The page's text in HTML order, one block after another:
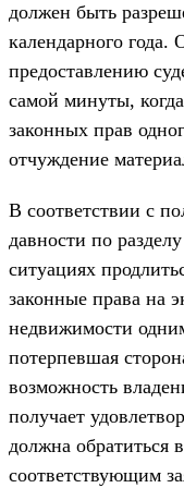
должен быть
календарного года.
предоставлению
самой минуты,
законных прав
отчуждение
В соответствии с
давности по
ситуациях
законные права на
недвижимости
потерпевшая
возможность
получает
должна обратиться
соответствующим